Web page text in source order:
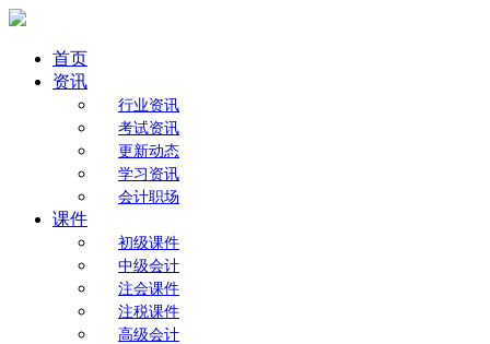
首页
资讯
行业资讯
考试资讯
更新动态
学习资讯
会计职场
课件
初级课件
中级会计
注会课件
注税课件
高级会计